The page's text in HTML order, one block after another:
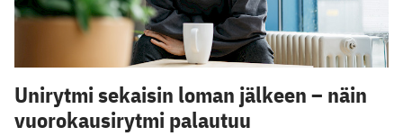
Unirytmi sekaisin loman jälkeen – näin
vuorokausirytmi palautuu